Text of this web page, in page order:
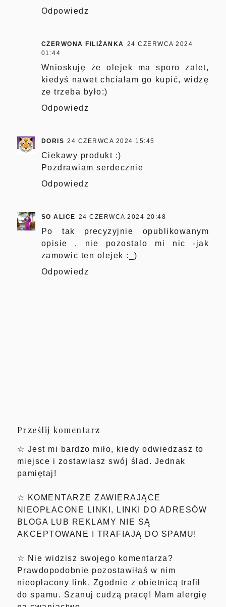
Odpowiedz
CZERWONA FILIŻANKA 24 CZERWCA 2024
01:44
Wnioskuję że olejek ma sporo zalet,
kiedyś nawet chciałam go kupić, widzę
ze trzeba było:)
Odpowiedz
DORIS 24 CZERWCA 2024 15:45
Ciekawy produkt :)
Pozdrawiam serdecznie
Odpowiedz
SO ALICE 24 CZERWCA 2024 20:48
Po tak precyzyjnie opublikowanym
opisie , nie pozostalo mi nic -jak
zamowic ten olejek :_)
Odpowiedz
Prześlij komentarz
☆ Jest mi bardzo miło, kiedy odwiedzasz to
miejsce i zostawiasz swój ślad. Jednak
pamiętaj!
☆ KOMENTARZE ZAWIERAJĄCE
NIEOPŁACONE LINKI, LINKI DO ADRESÓW
BLOGA LUB REKLAMY NIE SĄ
AKCEPTOWANE I TRAFIAJĄ DO SPAMU!
☆ Nie widzisz swojego komentarza?
Prawdopodobnie pozostawiłaś w nim
nieopłacony link. Zgodnie z obietnicą trafił
do spamu. Szanuj cudzą pracę! Mam alergię